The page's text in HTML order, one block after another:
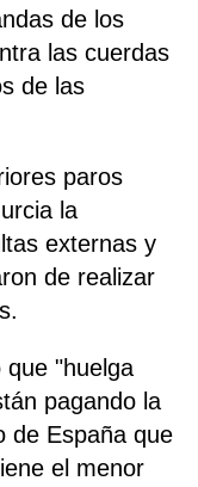
de los
las cuerdas
de las
paros
la
externas y
de realizar
que "huelga
pagando la
de España que
el menor